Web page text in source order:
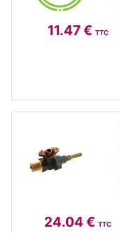
11.47 € TTC
24.04 € TTC